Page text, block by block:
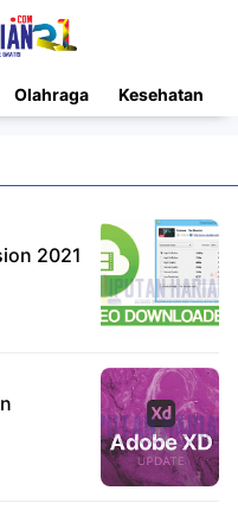
Olahraga Kesehatan
2021